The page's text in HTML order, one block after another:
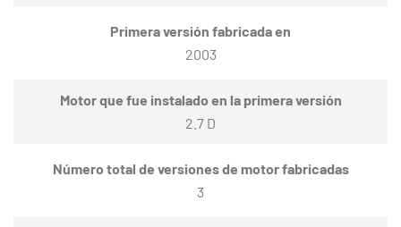
Primera versión fabricada en
2003
Motor que fue instalado en la primera versión
2.7 D
Número total de versiones de motor fabricadas
3